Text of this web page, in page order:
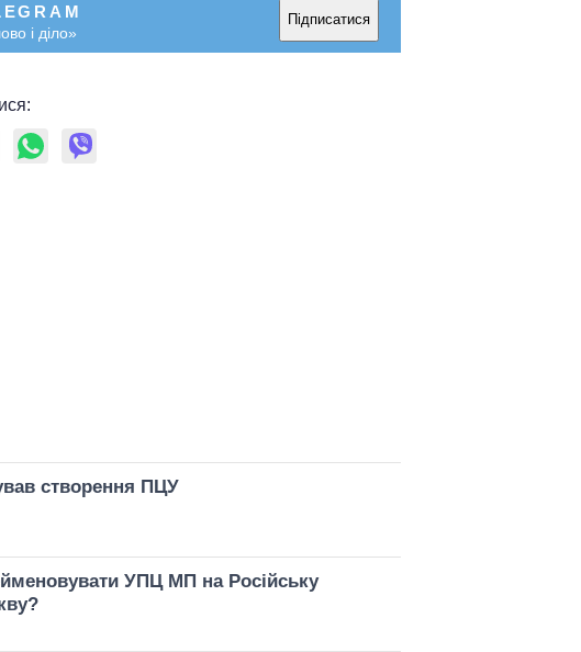
і діло»
Підписатися
створення ПЦУ
УПЦ МП на Російську